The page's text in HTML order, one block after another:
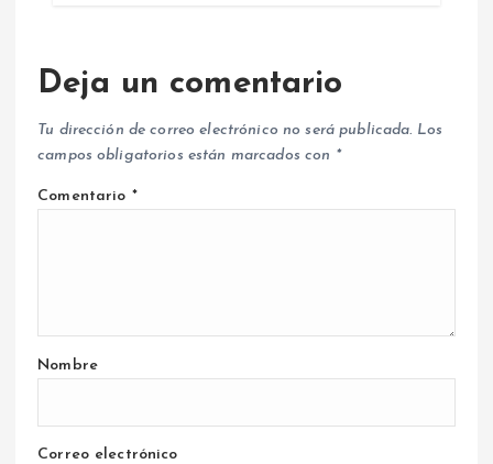
Deja un comentario
Tu dirección de correo electrónico no será publicada. Los
campos obligatorios están marcados con *
Comentario *
Nombre
Correo electrónico